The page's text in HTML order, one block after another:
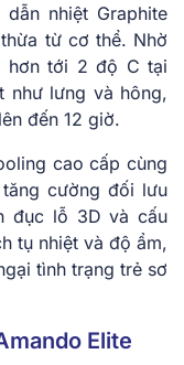
nhiệt Graphite
từ cơ thể. Nhờ
hơn tới 2 độ C tại
như lưng và hông,
đến 12 giờ.
cao cấp cùng
cường đối lưu
đục lỗ 3D và cấu
tụ nhiệt và độ ẩm,
tình trạng trẻ sơ
Elite